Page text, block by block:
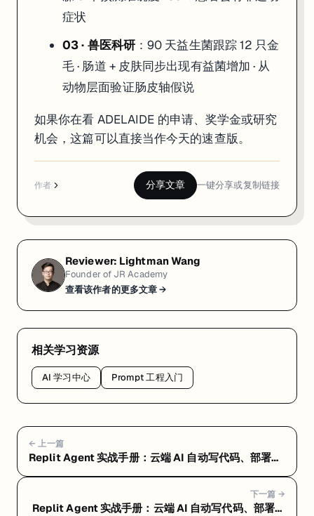
症状
03 · 兽医科研：90 天益生菌跟踪 12 只金
毛 · 肠道 + 皮肤同步出现有益菌增加 · 从
动物层面验证肠皮轴假说
如果你在看 ADELAIDE 的申请、奖学金或研究
机会，这篇可以直接当作今天的速查版。
作者 分享文章 一键分享或复制链接
Reviewer: Lightman Wang
Founder of JR Academy
查看该作者的更多文章 →
相关学习资源
AI 学习中心 Prompt 工程入门
← 上一篇
Replit Agent 实战手册：云端 AI 自动写代码、部署一
下一篇 →
Replit Agent 实战手册：云端 AI 自动写代码、部署一